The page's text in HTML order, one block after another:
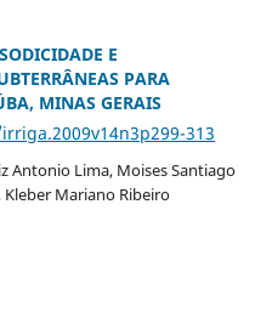
E
PARA
MINAS GERAIS
313
Antonio Lima, Moises Santiago
Kleber Mariano Ribeiro